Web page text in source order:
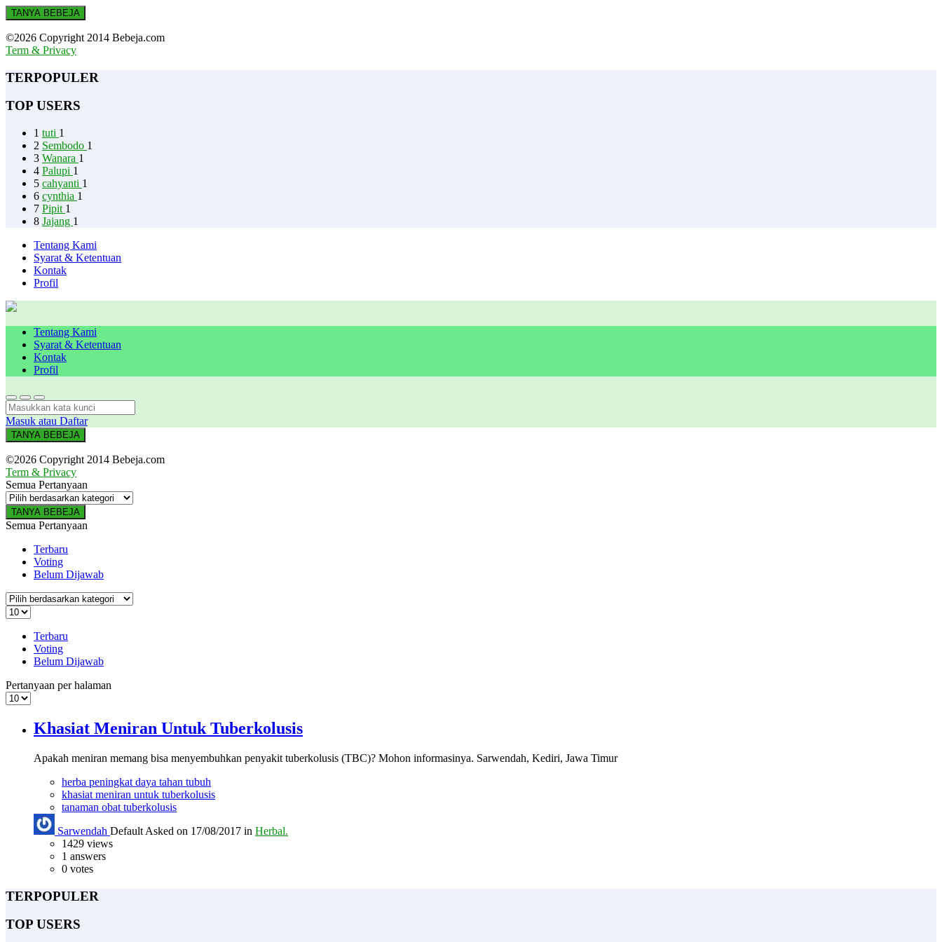
TANYA BEBEJA
©2026 Copyright 2014 Bebeja.com
Term & Privacy
TERPOPULER
TOP USERS
1 tuti 1
2 Sembodo 1
3 Wanara 1
4 Palupi 1
5 cahyanti 1
6 cynthia 1
7 Pipit 1
8 Jajang 1
Tentang Kami
Syarat & Ketentuan
Kontak
Profil
Tentang Kami
Syarat & Ketentuan
Kontak
Profil
Masuk atau Daftar
TANYA BEBEJA
©2026 Copyright 2014 Bebeja.com
Term & Privacy
Semua Pertanyaan
TANYA BEBEJA
Semua Pertanyaan
Terbaru
Voting
Belum Dijawab
Terbaru
Voting
Belum Dijawab
Pertanyaan per halaman
Khasiat Meniran Untuk Tuberkolusis
Apakah meniran memang bisa menyembuhkan penyakit tuberkolusis (TBC)? Mohon informasinya. Sarwendah, Kediri, Jawa Timur
herba peningkat daya tahan tubuh
khasiat meniran untuk tuberkolusis
tanaman obat tuberkolusis
Sarwendah Default Asked on 17/08/2017 in Herbal.
1429 views
1 answers
0 votes
TERPOPULER
TOP USERS